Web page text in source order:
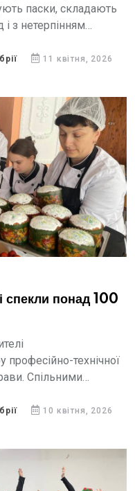
паски, складають
з нетерпінням
11 квітня, 2026
спекли понад 100
професійно-технічної
Спільними
10 квітня, 2026